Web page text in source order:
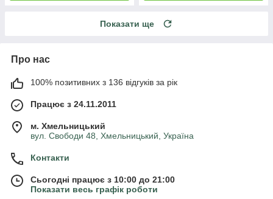
Показати ще
Про нас
100% позитивних з 136 відгуків за рік
Працює з 24.11.2011
м. Хмельницький
вул. Свободи 48, Хмельницький, Україна
Контакти
Сьогодні працює з 10:00 до 21:00
Показати весь графік роботи